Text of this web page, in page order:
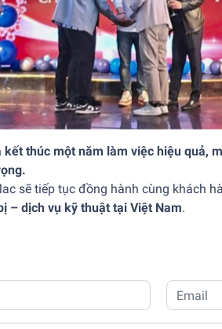
thúc một năm làm việc hiệu quả,
sẽ tiếp tục đồng hành cùng khách
– dịch vụ kỹ thuật tại Việt Nam.